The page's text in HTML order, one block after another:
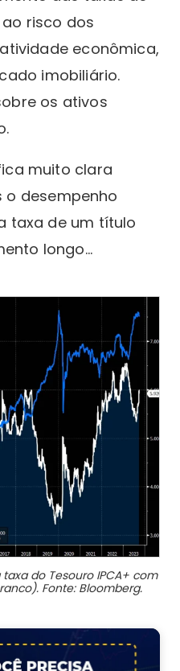
risco dos
econômica,
imobiliário.
os ativos
muito clara
desempenho
taxa de um título
longo…
do Tesouro IPCA+ com
Fonte: Bloomberg.